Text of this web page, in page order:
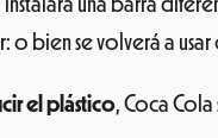
instalará una barra
o bien se volverá a
el plástico, Coca